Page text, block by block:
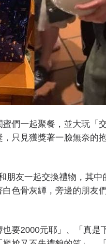
們一起聚餐，並大玩「
只見獲獎著一臉無奈的
朋友一起交換禮物，其
色骨灰罈，旁邊的朋友
要2000元耶」、「真是